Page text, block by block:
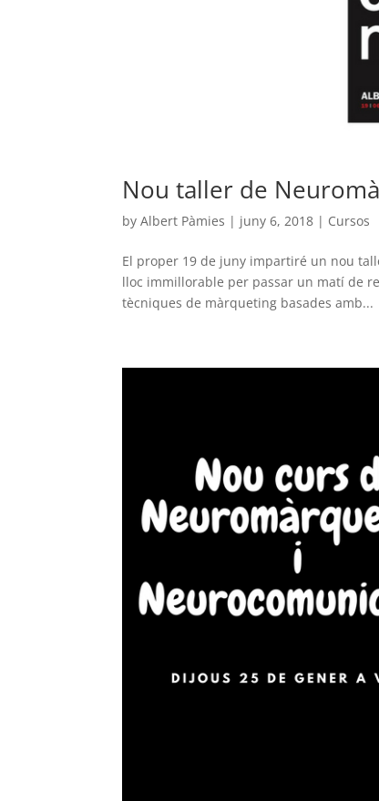
Nou taller de
byAlbert Pàmies | juny 6, 2018 | Cursos
El proper 19 de juny impartiré un nou
lloc immillorable per passar un matí de
tècniques de màrqueting basades amb...